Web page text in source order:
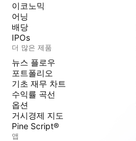
이코노믹
어닝
배당
IPOs
더 많은 제품
뉴스 플로우
포트폴리오
기초 재무 차트
수익률 곡선
옵션
거시경제 지도
Pine Script®
앱